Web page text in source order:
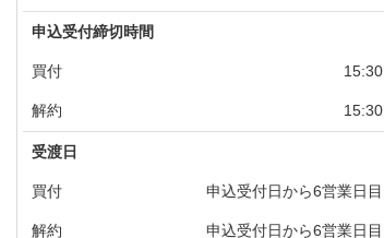
申込受付締切時間
買付 15:30
解約 15:30
受渡日
買付 申込受付日から6営業日目
解約 申込受付日から6営業日目